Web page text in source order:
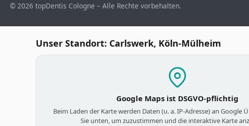
© 2026 topDentis Cologne – Alle Rechte vorbehalten.
Unser Standort: Carlswerk, Köln-Mülheim
Google Maps ist DSGVO-pflichtig
Beim Laden der Karte werden Daten (u. a. IP-Adresse) an Google
Sie unten, um zuzustimmen und die interaktive Karte